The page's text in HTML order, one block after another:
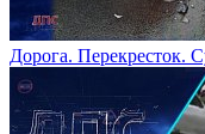
Дорога. Перекресток.